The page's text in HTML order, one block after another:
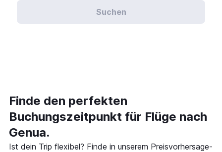
Suchen
Finde den perfekten
Buchungszeitpunkt für Flüge nach
Genua.
Ist dein Trip flexibel? Finde in unserem Preisvorhersage-